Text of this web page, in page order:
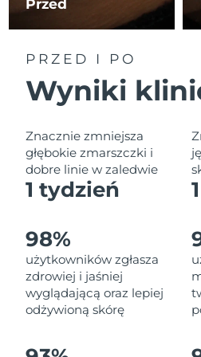
Przed
PRZED I PO
Wyniki
Znacznie zmniejsza
głębokie zmarszczki i
dobre linie w zaledwie
1 tydzień
98%
użytkowników zgłasza
zdrowiej i jaśniej
wyglądającą oraz lepiej
odżywioną skórę
Liban
Litwa
Luksemburg
SRA Makau (Chiny)
Malezja
Malta
Meksyk
Monako